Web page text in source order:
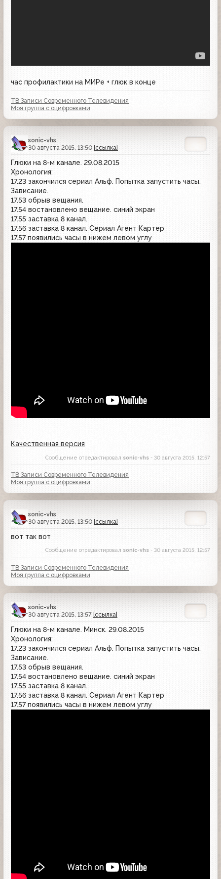
час профилактики на МИРе + глюк в конце
ТВ Записи Современного Телевидения
Моя группа с оцифровками
sonic-vhs
30 августа 2015, 13:50 [ссылка]
Глюки на 8-м канале. 29.08.2015
Хронология:
17.23 закончился сериал Альф. Попытка запустить часы.
Зависание.
17.53 обрыв вещания.
17.54 востановлено вещание. синий экран
17.55 заставка 8 канал.
17.56 заставка 8 канал. Сериал Агент Картер
17.57 появились часы в нижем левом углу
Качественная версия
Сообщение отредактировал sonic-vhs - 30 августа 2015, 12:57
ТВ Записи Современного Телевидения
Моя группа с оцифровками
sonic-vhs
30 августа 2015, 13:50 [ссылка]
вот так вот
Сообщение отредактировал sonic-vhs - 30 августа 2015, 12:57
ТВ Записи Современного Телевидения
Моя группа с оцифровками
sonic-vhs
30 августа 2015, 13:57 [ссылка]
Глюки на 8-м канале. Минск. 29.08.2015
Хронология:
17.23 закончился сериал Альф. Попытка запустить часы.
Зависание.
17.53 обрыв вещания.
17.54 востановлено вещание. синий экран
17.55 заставка 8 канал.
17.56 заставка 8 канал. Сериал Агент Картер
17.57 появились часы в нижем левом углу